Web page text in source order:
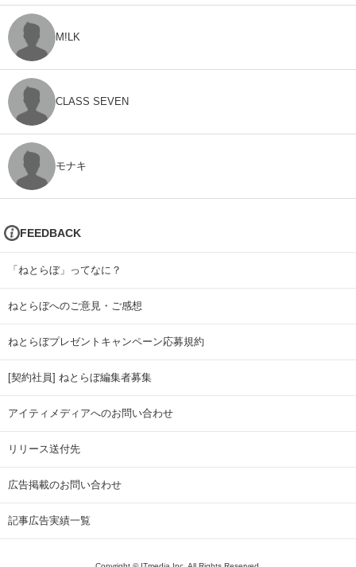
M!LK
CLASS SEVEN
モナキ
FEEDBACK
「ねとらぼ」ってなに？
ねとらぼへのご意見・ご感想
ねとらぼプレゼントキャンペーン応募規約
[契約社員] ねとらぼ編集者募集
アイティメディアへのお問い合わせ
リリース送付先
広告掲載のお問い合わせ
記事広告実績一覧